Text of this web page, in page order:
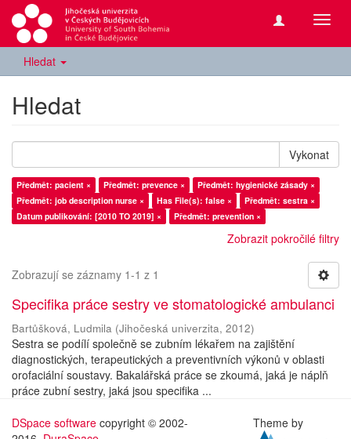
Hledat
Hledat
Vykonat
Předmět: pacient × Předmět: prevence ×
Předmět: hygienické zásady ×
Předmět: job description nurse ×
Has File(s): false ×
Předmět: sestra ×
Datum publikování: [2010 TO 2019] ×
Předmět: prevention ×
Zobrazit pokročilé filtry
Zobrazují se záznamy 1-1 z 1
Specifika práce sestry ve stomatologické ambulanci
Bartůšková, Ludmila (Jihočeská univerzita, 2012)
Sestra se podílí společně se zubním lékařem na zajištění
diagnostických, terapeutických a preventivních výkonů v oblasti
orofaciální soustavy. Bakalářská práce se zkoumá, jaká je náplň
práce zubní sestry, jaká jsou specifika ...
DSpace software copyright © 2002-
Theme by